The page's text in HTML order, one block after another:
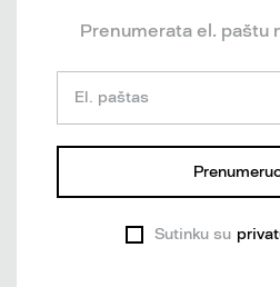
Prenumerata el. paštu
El. paštas
Sutinku su